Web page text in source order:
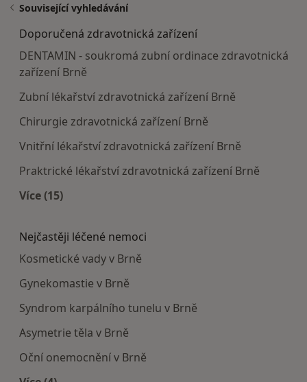
Související vyhledávání
Doporučená zdravotnická zařízení
DENTAMIN - soukromá zubní ordinace zdravotnická
zařízení Brně
Zubní lékařství zdravotnická zařízení Brně
Chirurgie zdravotnická zařízení Brně
Vnitřní lékařství zdravotnická zařízení Brně
Praktrické lékařství zdravotnická zařízení Brně
Více (15)
Nejčastěji léčené nemoci
Kosmetické vady v Brně
Gynekomastie v Brně
Syndrom karpálního tunelu v Brně
Asymetrie těla v Brně
Oční onemocnění v Brně